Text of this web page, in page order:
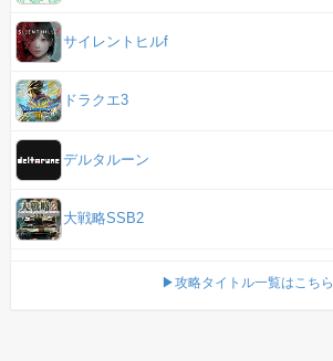
サイレントヒルf
ドラクエ3
デルタルーン
大戦略SSB2
▶攻略タイトル一覧はこちら